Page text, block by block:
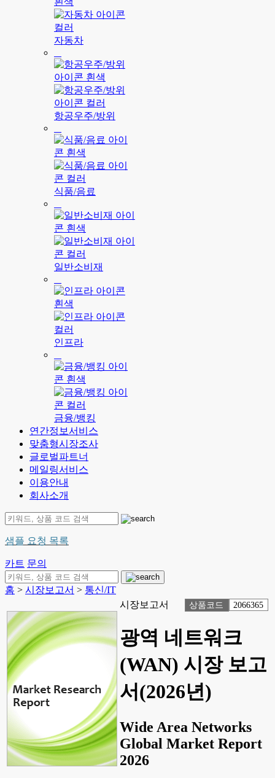
자동차
항공우주/방위
식품/음료
일반소비재
인프라
금융/뱅킹
연간정보서비스
맞춤형시장조사
글로벌파트너
메일링서비스
이용안내
회사소개
샘플 요청 목록
카트 문의
홈 > 시장보고서 > 통신/IT
시장보고서
상품코드 2066365
광역 네트워크
(WAN) 시장 보고
서(2026년)
Wide Area Networks
Global Market Report
2026